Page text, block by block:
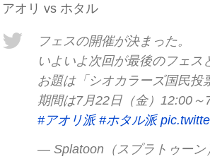
アオリ vs ホタル
フェスの開催が決まった。
いよいよ次回が最後のフェス
お題は「シオカラーズ国民投
期間は7月22日（金）12:00～
#アオリ派 #ホタル派
— Splatoon（スプラトゥーン